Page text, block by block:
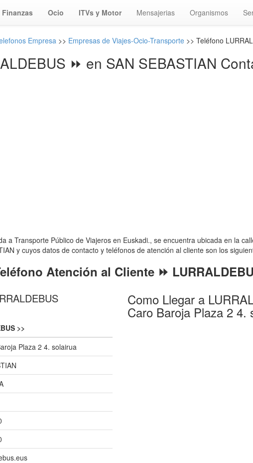
Finanzas Ocio ITVs y Motor Mensajerias Organismos
Empresa >> Empresas de Viajes-Ocio-Transporte >> Teléfono
⏩ en SAN SEBASTIAN
a Transporte Público de Viajeros en Euskadi., se encuentra ubicada en la
y cuyos datos de contacto y teléfonos de atención al cliente son los
Atención al Cliente ⏩
>>
Plaza 2 4. solairua
Como Llegar a
Caro Baroja Plaza 2 4.